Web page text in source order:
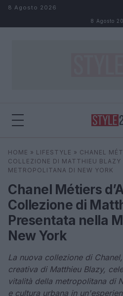
Salta al contenuto
8 Agosto 2026
8 Agosto
Cerca
HOME » LIFESTYLE » CHANEL
COLLEZIONE DI MATTHIEU BLAZY
METROPOLITANA DI NEW YORK
Chanel Métiers
Collezione di
Presentata nella
New York
La nuova collezione di
creativa di Matthieu Blazy,
vitalità della metropolitana di
e cultura urbana in